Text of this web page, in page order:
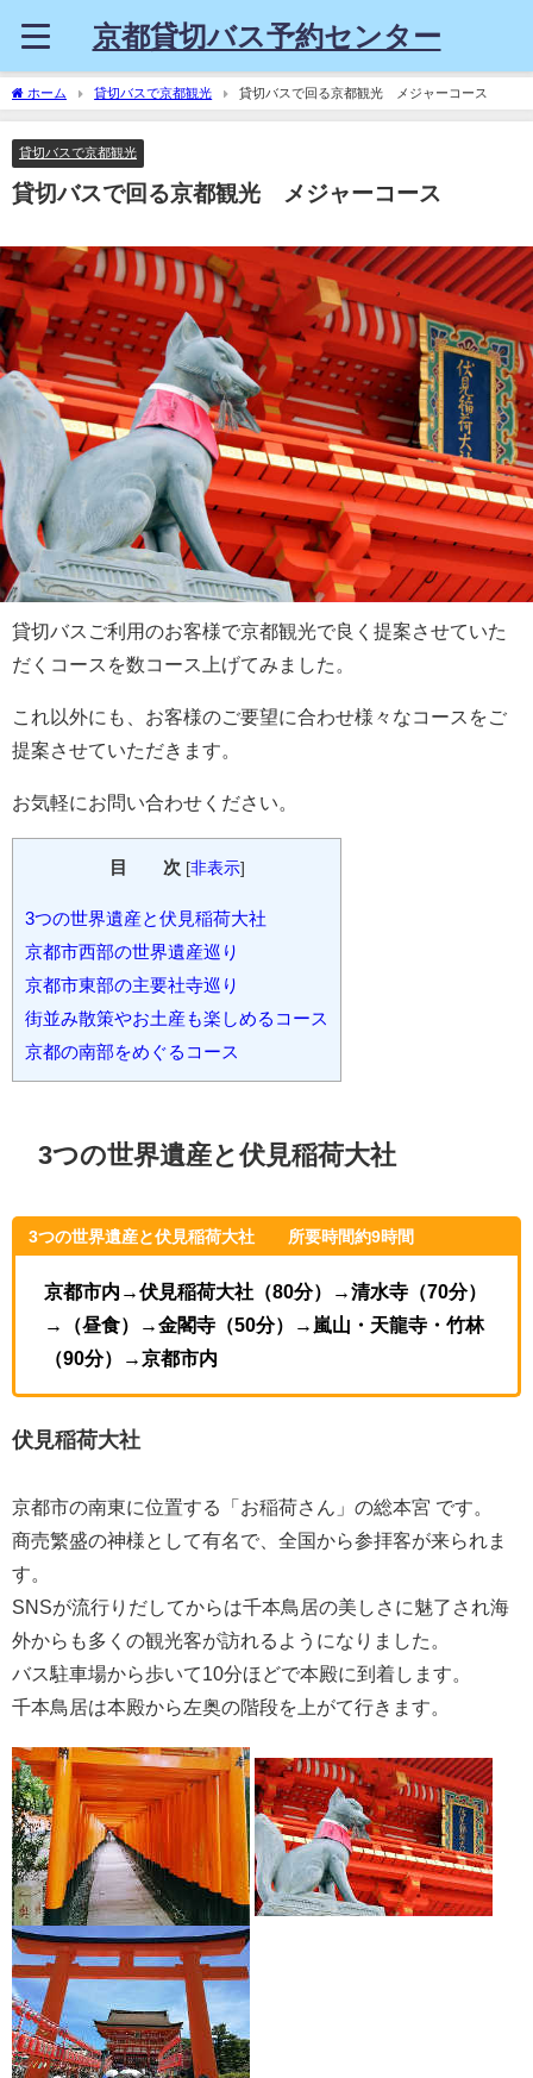
京都貸切バス予約センター
ホーム 貸切バスで京都観光 貸切バスで回る京都観光 メジャーコース
貸切バスで京都観光
貸切バスで回る京都観光 メジャーコース
貸切バスご利用のお客様で京都観光で良く提案させていた
だくコースを数コース上げてみました。
これ以外にも、お客様のご要望に合わせ様々なコースをご
提案させていただきます。
お気軽にお問い合わせください。
目 次 [非表示]
3つの世界遺産と伏見稲荷大社
京都市西部の世界遺産巡り
京都市東部の主要社寺巡り
街並み散策やお土産も楽しめるコース
京都の南部をめぐるコース
3つの世界遺産と伏見稲荷大社
3つの世界遺産と伏見稲荷大社 所要時間約9時間
京都市内→伏見稲荷大社（80分）→清水寺（70分）
→（昼食）→金閣寺（50分）→嵐山・天龍寺・竹林
（90分）→京都市内
伏見稲荷大社
京都市の南東に位置する「お稲荷さん」の総本宮 です。
商売繁盛の神様として有名で、全国から参拝客が来られま
す。
SNSが流行りだしてからは千本鳥居の美しさに魅了され海
外からも多くの観光客が訪れるようになりました。
バス駐車場から歩いて10分ほどで本殿に到着します。
千本鳥居は本殿から左奥の階段を上がて行きます。